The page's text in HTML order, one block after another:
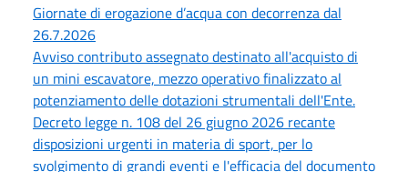
Giornate di erogazione d’acqua con decorrenza dal
26.7.2026
Avviso contributo assegnato destinato all'acquisto di
un mini escavatore, mezzo operativo finalizzato al
potenziamento delle dotazioni strumentali dell'Ente.
Decreto legge n. 108 del 26 giugno 2026 recante
disposizioni urgenti in materia di sport, per lo
svolgimento di grandi eventi e l'efficacia del documento